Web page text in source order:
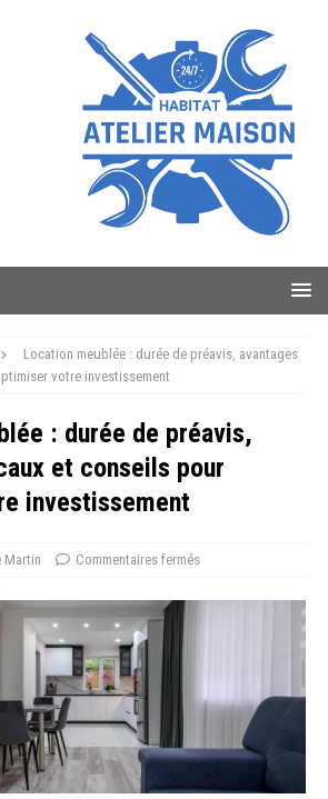
Location meublée : durée de préavis, avantages
votre investissement
: durée de préavis,
et conseils pour
investissement
Martin Commentaires fermés